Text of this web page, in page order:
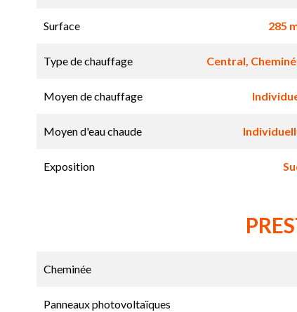
Surface 285
Type de chauffage Central,
Moyen de chauffage
Moyen d'eau chaude
Exposition
Cheminée
Panneaux photovoltaïques